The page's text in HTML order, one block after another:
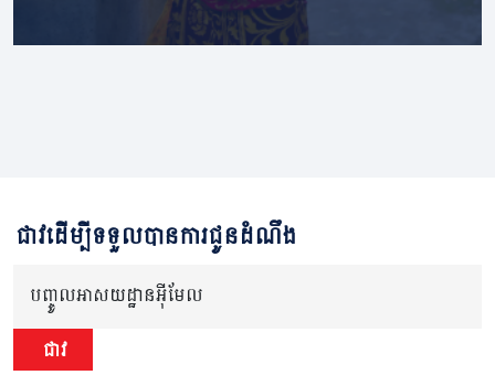
ជាវដើម្បីទទួលបានការជូនដំណឹង
បញ្ចូលអាសយដ្ឋានអ៊ីមែល
ជាវ